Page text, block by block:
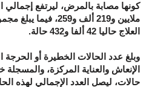
كونها مصابة بالمرض، ليرتفع إجمالي
ملايين و219 ألف
العلاج حاليا 42 ألفا و432 حالة.
وبلغ عدد الحالات الخطيرة أو الحرجة